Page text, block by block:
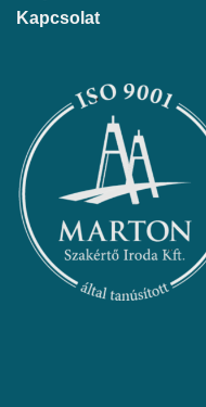
Kapcsolat